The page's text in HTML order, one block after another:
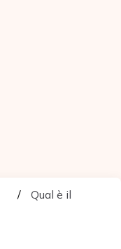
Qual è il